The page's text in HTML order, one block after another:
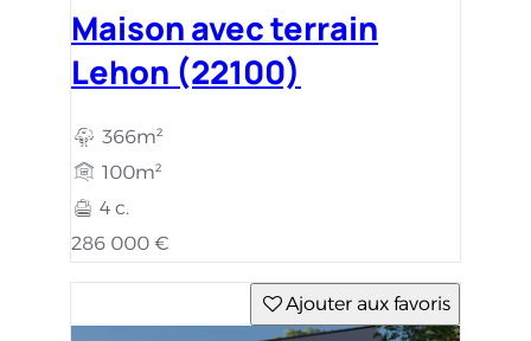
Maison avec terrain
Lehon (22100)
366m²
100m²
4 c.
286 000 €
Ajouter aux favoris